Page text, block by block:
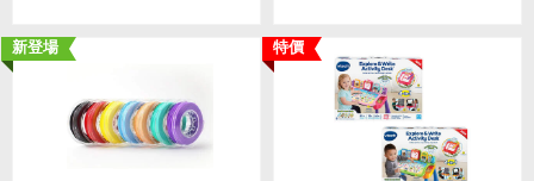
盲盒
新登場 特價